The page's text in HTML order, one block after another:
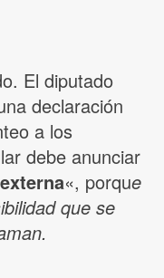
El diputado
declaración
a los
debe anunciar
«, porque
que se